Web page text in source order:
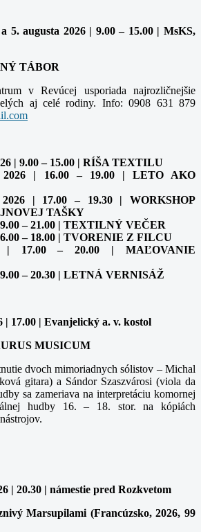
5. augusta 2026 | 9.00 – 15.00 | MsKS,
TÁBOR
v Revúcej usporiada najrozličnejšie
aj celé rodiny. Info: 0908 631 879
| 9.00 – 15.00 | RÍŠA TEXTILU
2026 | 16.00 – 19.00 | LETO AKO
| 17.00 – 19.30 | WORKSHOP
TAŠKY
– 21.00 | TEXTILNÝ VEČER
– 18.00 | TVORENIE Z FILCU
| 17.00 – 20.00 | MAĽOVANIE
– 20.30 | LETNÁ VERNISÁŽ
| 17.00 | Evanjelický a. v. kostol
MUSICUM
dvoch mimoriadnych sólistov – Michal
gitara) a Sándor Szaszvárosi (viola da
sa zameriava na interpretáciu komornej
hudby 16. – 18. stor. na kópiách
| 20.30 | námestie pred Rozkvetom
Marsupilami (Francúzsko, 2026, 99